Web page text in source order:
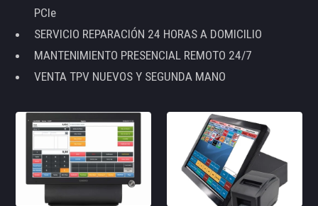
PCIe
SERVICIO REPARACIÓN 24 HORAS A DOMICILIO
MANTENIMIENTO PRESENCIAL REMOTO 24/7
VENTA TPV NUEVOS Y SEGUNDA MANO